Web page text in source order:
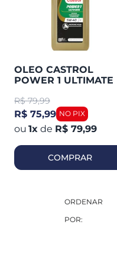
OLEO CASTROL
POWER 1 ULTIMATE
R$ 79,99
R$ 75,99
1x de R$ 79,99
COMPRAR
ORDENAR
POR: